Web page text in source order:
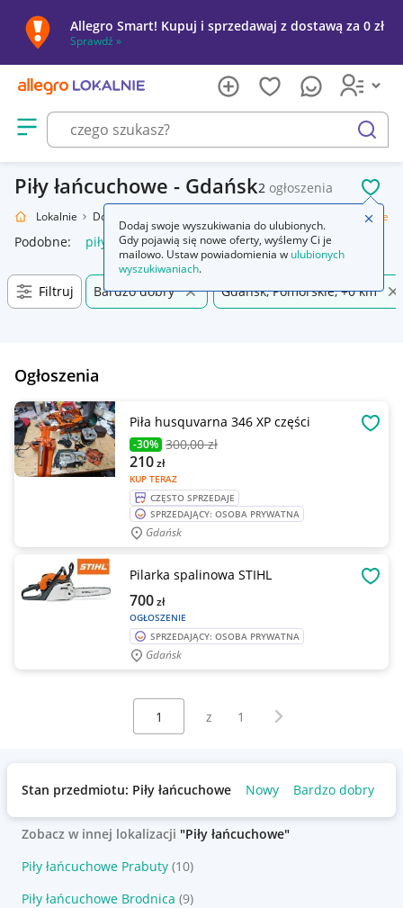
Allegro Smart! Kupuj i sprzedawaj z dostawą za 0 zł
Sprawdź »
Otwórz menu z kategoriami
szukaj
Piły łańcuchowe - Gdańsk2 ogłoszenia
Lokalnie Dom i Ogród Piły łańcuchowe
Podobne: piły łańcuchowe ostrzałka do piły łańcuchowej
Filtruj Bardzo dobry Gdańsk, Pomorskie, +0 km
Ogłoszenia
Piła husquvarna 346 XP części
-30% 300,00 zł
KUP TERAZ
210zł
CZĘSTO SPRZEDAJE
SPRZEDAJĄCY: OSOBA PRYWATNA
Gdańsk
Pilarka spalinowa STIHL
OGŁOSZENIE
700zł
SPRZEDAJĄCY: OSOBA PRYWATNA
Gdańsk
Wybierz stronę:
z 1 Następna strona
Stan przedmiotu: Piły łańcuchowe Nowy Bardzo dobry
Zobacz w innej lokalizacji "Piły łańcuchowe"
Piły łańcuchowe Prabuty (10)
Piły łańcuchowe Brodnica (9)
Dodaj swoje wyszukiwania do ulubionych.
Gdy pojawią się nowe oferty, wyślemy Ci je
mailowo. Ustaw powiadomienia w ulubionych
wyszukiwaniach.